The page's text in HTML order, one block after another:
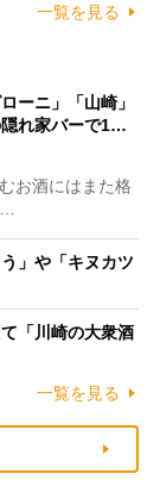
一覧を見る
ーニ」「山崎」
隠れ家バーで1…
お酒にはまた格
」や「キヌカツ
「川崎の大衆酒
一覧を見る